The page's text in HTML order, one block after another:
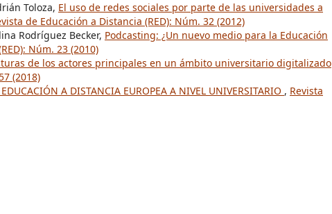
Toloza, El uso de redes sociales por parte de las universidades a
de Educación a Distancia (RED): Núm. 32 (2012)
Rodríguez Becker, Podcasting: ¿Un nuevo medio para la Educación
Núm. 23 (2010)
de los actores principales en un ámbito universitario digitalizado
(2018)
A DISTANCIA EUROPEA A NIVEL UNIVERSITARIO , Revista